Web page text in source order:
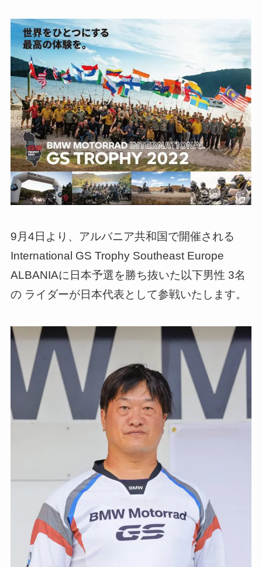
9月4日より、アルバニア共和国で開催される
International GS Trophy Southeast Europe
ALBANIAに日本予選を勝ち抜いた以下男性 3名
の ライダーが日本代表として参戦いたします。